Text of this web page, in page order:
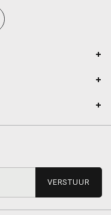
VERSTUUR